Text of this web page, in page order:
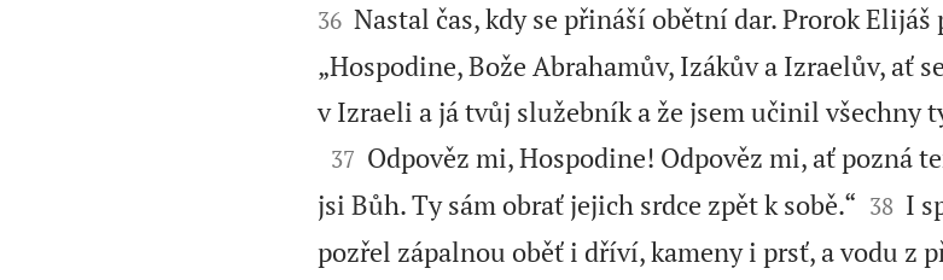
36 Nastal čas, kdy se přináší obětní dar. Prorok
„Hospodine, Bože Abrahamův, Izákův a Izraelův, ať
v Izraeli a já tvůj služebník a že jsem učinil všechny

37 Odpověz mi, Hospodine! Odpověz mi, ať pozná
jsi Bůh. Ty sám obrať jejich srdce zpět k sobě.“
38 I
pozřel zápalnou oběť i dříví, kameny i prsť, a vodu z